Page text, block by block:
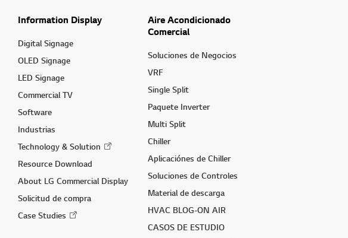
Information Display
Digital Signage
OLED Signage
LED Signage
Commercial TV
Software
Industrias
Technology & Solution
Resource Download
About LG Commercial Display
Solicitud de compra
Case Studies
Aire Acondicionado
Comercial
Soluciones de Negocios
VRF
Single Split
Paquete Inverter
Multi Split
Chiller
Aplicaciónes de Chiller
Soluciones de Controles
Material de descarga
HVAC BLOG-ON AIR
CASOS DE ESTUDIO